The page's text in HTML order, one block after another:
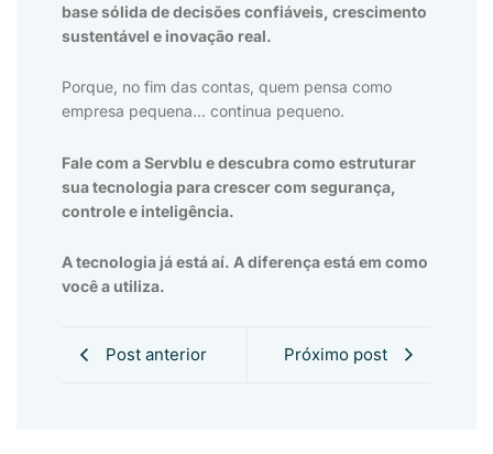
base sólida de decisões confiáveis, crescimento
sustentável e inovação real.
Porque, no fim das contas, quem pensa como
empresa pequena… continua pequeno.
Fale com a Servblu e descubra como estruturar
sua tecnologia para crescer com segurança,
controle e inteligência.
A tecnologia já está aí. A diferença está em como
você a utiliza.
Post anterior Próximo post